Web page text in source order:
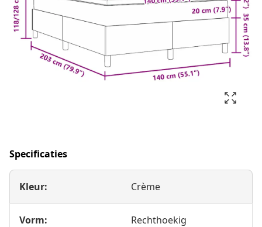
Specificaties
Kleur: Crème
Vorm: Rechthoekig